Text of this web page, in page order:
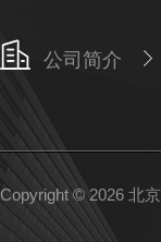
公司简介
Copyright © 2026 北